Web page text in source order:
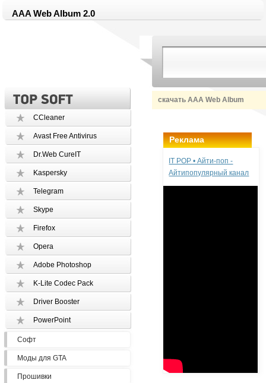
AAA Web Album 2.0
скачать AAA Web Album
CCleaner
Avast Free Antivirus
Dr.Web CureIT
Kaspersky
Telegram
Skype
Firefox
Opera
Adobe Photoshop
K-Lite Codec Pack
Driver Booster
PowerPoint
Софт
Моды для GTA
Прошивки
Реклама
IT POP • Айти-поп -
Айтипопулярный канал